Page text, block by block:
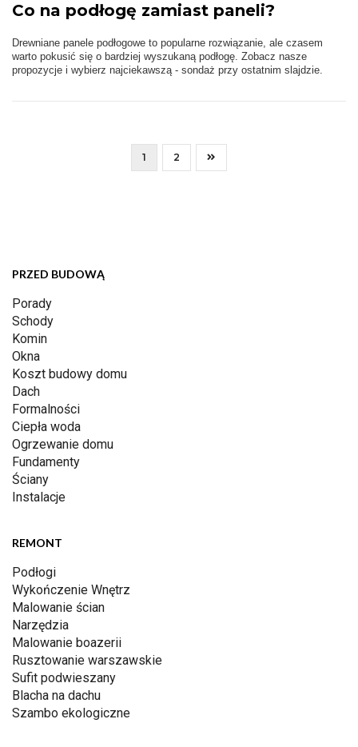
Co na podłogę zamiast paneli?
Drewniane panele podłogowe to popularne rozwiązanie, ale czasem
warto pokusić się o bardziej wyszukaną podłogę. Zobacz nasze
propozycje i wybierz najciekawszą - sondaż przy ostatnim slajdzie.
1 2
PRZED BUDOWĄ
Porady
Schody
Komin
Okna
Koszt budowy domu
Dach
Formalności
Ciepła woda
Ogrzewanie domu
Fundamenty
Ściany
Instalacje
REMONT
Podłogi
Wykończenie Wnętrz
Malowanie ścian
Narzędzia
Malowanie boazerii
Rusztowanie warszawskie
Sufit podwieszany
Blacha na dachu
Szambo ekologiczne